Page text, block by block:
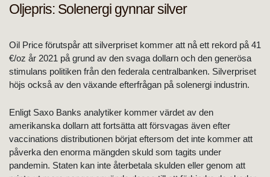
Oljepris: Solenergi gynnar silver
Oil Price förutspår att silverpriset kommer att nå ett rekord på 41
€/oz år 2021 på grund av den svaga dollarn och den generösa
stimulans politiken från den federala centralbanken. Silverpriset
höjs också av den växande efterfrågan på solenergi industrin.
Enligt Saxo Banks analytiker kommer värdet av den
amerikanska dollarn att fortsätta att försvagas även efter
vaccinations distributionen börjat eftersom det inte kommer att
påverka den enorma mängden skuld som tagits under
pandemin. Staten kan inte återbetala skulden eller genom att